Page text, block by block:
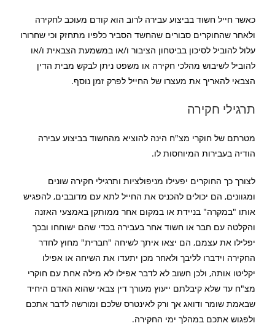
כאשר חייל חשוד בביצוע עבירה לרוב הוא קודם מעוכב לחקירה
ולאחר שהחוקרים סבורים שהחשד הסביר כלפיו מתחזק וכי שחרורו
עלול להוביל לסיכון בביטחון הציבור ו/או במשמעת הצבאית ו/או
להוביל לשיבוש מהלכי חקירה או משפט ניתן לבקש מבית הדין
הצבאי להאריך את מעצרו של החייל לפרק זמן נוסף.
תרגילי חקירה
מטרתם של חוקרי מצ"ח הינה להוציא מהחשוד בביצוע עבירה
הודיה בעבירות המיוחסות לו.
לצורך כך החוקרים יפעילו מניפולציות ותרגילי חקירה שונים
ומגוונים, הם יכולים להכניס את החייל לתא עם מדובבים, להפגיש
אותו "במקרה" בניידת או במקום אחר ממותקן באמצעי האזנה
והקלטה עם חבר או חשוד אחר בעבירה בכדי שהם ישוחחו ובכך
יפלילו את עצמם, הם יצאו איתך לשיחה "חברית" מחוץ לחדר
החקירה וידברו לליבך ולאחר מכן יתעדו את השיחה או אפילו
יקליטו אותה, ולכן חשוב לא לדבר אפילו לא מילה אחת עם חוקרי
מצ"ח עד שלא קיבלתם ייעוץ מעורך דין צבאי שהוא האדם היחיד
שבאמת שומר ודואג אך ורק לאינטרס שלכם ומורשה לדבר אתכם
ולפגוש אתכם במהלך ימי החקירה.